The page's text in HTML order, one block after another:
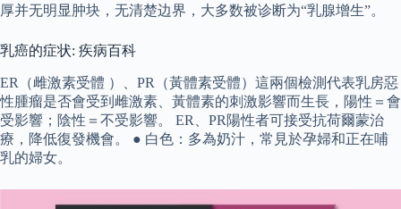
厚并无明显肿块，无清楚边界，大多数被诊断为“乳腺增生”。
乳癌的症状: 疾病百科
ER（雌激素受體 ）、PR（黃體素受體）這兩個檢測代表乳房惡
性腫瘤是否會受到雌激素、黃體素的刺激影響而生長，陽性＝會
受影響；陰性＝不受影響。 ER、PR陽性者可接受抗荷爾蒙治
療，降低復發機會。 ● 白色：多為奶汁，常見於孕婦和正在哺
乳的婦女。